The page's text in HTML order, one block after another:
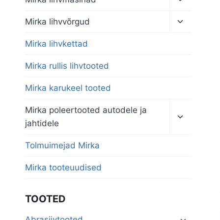
menu
Mirka lihvvõrgud
Toggle
Mirka lihvkettad
Mirka rullis lihvtooted
Mirka karukeel tooted
Mirka poleertooted autodele ja
jahtidele
child
Tolmuimejad Mirka
Mirka tooteuudised
TOOTED